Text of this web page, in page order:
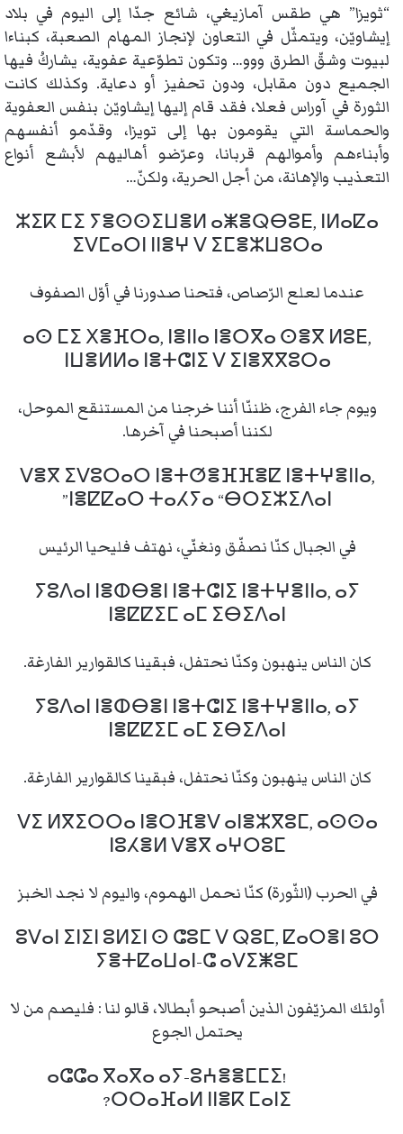
“ثويزا” هي طقس آمازيغي، شائع جدّا إلى اليوم في بلاد
إيشاويّن، ويتمثّل في التعاون لإنجاز المهام الصعبة، كبناءا
لبيوت وشقّ الطرق ووو… وتكون تطوّعية عفوية، يشاركُ فيها
الجميع دون مقابل، ودون تحفيز أو دعاية. وكذلك كانت
الثورة في آوراس فعلا، فقد قام إليها إيشاويّن بنفس العفوية
والحماسة التي يقومون بها إلى تويزا، وقدّمو أنفسهم
وأبناءهم وأموالهم قربانا، وعرّضو أهاليهم لأبشع أنواع
التعذيب والإهانة، من أجل الحرية، ولكنّ…
ⵣⵉⴽ ⵎⵉ ⵢⴻⵙⵙⵉⵡⴻⵍ ⴰⵥⴻⵕⴱⵓⴹ, ⵏⵍⴰⵇⴰ
ⵉⴸⵎⴰⵔⵏ ⵏⵏⴻⵖ ⴸ ⵉⵎⴻⵣⵡⵓⵔⴰ
عندما لعلع الرّصاص، فتحنا صدورنا في أوّل الصفوف
ⴰⵙ ⵎⵉ ⵝⴻⴼⵔⴰ, ⵏⴻⵏⵏⴰ ⵏⴻⵔⴳⴰ ⵙⴻⴳ ⵍⵓⴹ,
ⵏⵡⴻⵍⵍⴰ ⵏⴻⵜⵛⵏⵉ ⴸ ⵉⵏⴻⴳⴳⵓⵔⴰ
ويوم جاء الفرج، ظننّا أننا خرجنا من المستنقع الموحل،
لكننا أصبحنا في آخرها.
ⴸⴻⴳ ⵉⴸⵓⵔⴰⵔ ⵏⴻⵜⵚⴻⴼⴼⴻⵇ ⵏⴻⵜⵖⴻⵏⵏⴰ,
ⵏⴻⵇⵇⴰⵔ ⵜⴰⵃⵢⴰ “ⴱⵔⵉⵣⵉⴷⴰⵏ”
في الجبال كنّا نصفّق ونغنّي، نهتف فليحيا الرئيس
ⵢⵓⴷⴰⵏ ⵏⴻⵀⴱⴻⵏ ⵏⴻⵜⵛⵏⵉ ⵏⴻⵜⵖⴻⵏⵏⴰ, ⴰⵢ
ⵏⴻⵇⵇⵉⵎ ⴰⵎ ⵉⴱⵉⴷⴰⵏ
كان الناس ينهبون وكنّا نحتفل، فبقينا كالقوارير الفارغة.
ⵢⵓⴷⴰⵏ ⵏⴻⵀⴱⴻⵏ ⵏⴻⵜⵛⵏⵉ ⵏⴻⵜⵖⴻⵏⵏⴰ, ⴰⵢ
ⵏⴻⵇⵇⵉⵎ ⴰⵎ ⵉⴱⵉⴷⴰⵏ
كان الناس ينهبون وكنّا نحتفل، فبقينا كالقوارير الفارغة.
ⴸⵉ ⵍⴳⵉⵔⵔⴰ ⵏⴻⵔⴼⴻⴸ ⴰⵏⴻⵣⴳⵓⵎ, ⴰⵙⵙⴰ
ⵏⵓⵃⴻⵍ ⴸⴻⴳ ⴰⵖⵔⵓⵎ
في الحرب (الثّورة) كنّا نحمل الهموم، واليوم لا نجد الخبز
ⵓⴸⴰⵏ ⵉⵏⵉⵏ ⵓⵍⵉⵏ ⵙ ⵛⵓⵎ ⴸ ⵕⵓⵎ, ⵇⴰⵔⴻⵏ ⵓⵔ
ⵢⴻⵜⵇⴰⵡⴰⵏ-ⵛ ⴰⴸⵉⵥⵓⵎ
أولئك المزيّفون الذين أصبحو أبطالا، قالو لنا : فليصم من لا
يحتمل الجوع
ⴰⵛⵛⴰ ⴳⴰⴳⴰ ⴰⵢ-ⵓⵄⴻⴻⵎⵎⵉ!
ⵔⵔⴰⴼⴰⵍ ⵏⵏⴻⴽ ⵎⴰⵏⵉ?